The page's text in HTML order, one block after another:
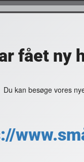
fået ny
Du kan besøge vores